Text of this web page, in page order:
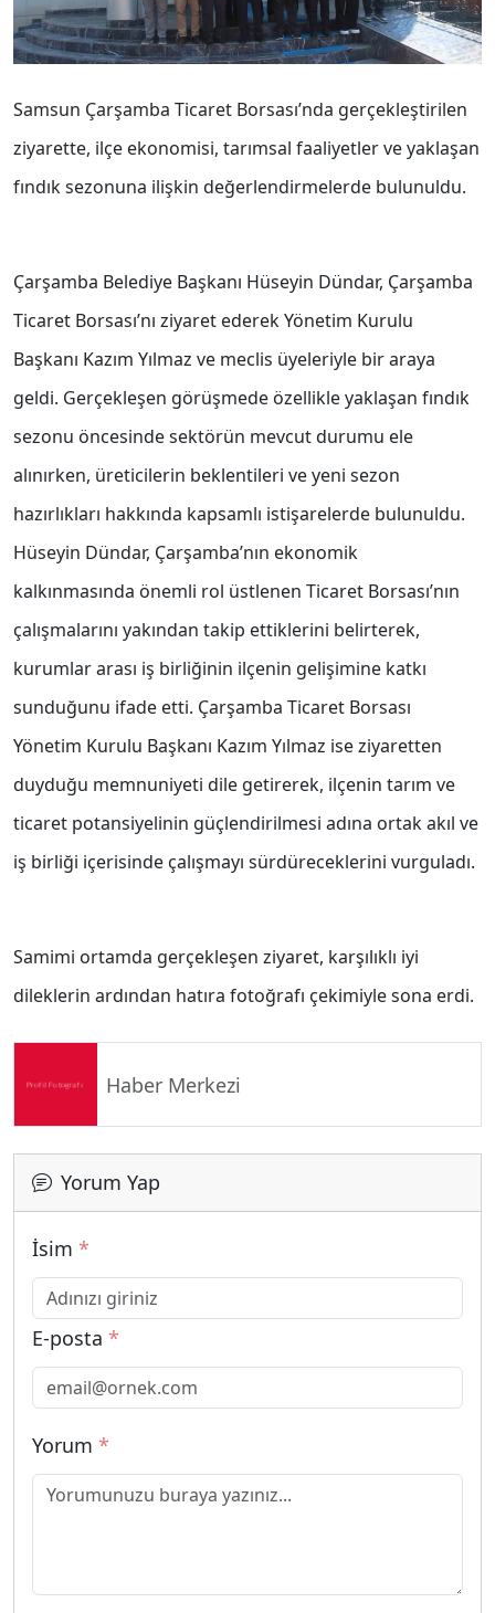
Samsun Çarşamba Ticaret Borsası’nda gerçekleştirilen
ziyarette, ilçe ekonomisi, tarımsal faaliyetler ve yaklaşan
fındık sezonuna ilişkin değerlendirmelerde bulunuldu.
Çarşamba Belediye Başkanı Hüseyin Dündar, Çarşamba
Ticaret Borsası’nı ziyaret ederek Yönetim Kurulu
Başkanı Kazım Yılmaz ve meclis üyeleriyle bir araya
geldi. Gerçekleşen görüşmede özellikle yaklaşan fındık
sezonu öncesinde sektörün mevcut durumu ele
alınırken, üreticilerin beklentileri ve yeni sezon
hazırlıkları hakkında kapsamlı istişarelerde bulunuldu.
Hüseyin Dündar, Çarşamba’nın ekonomik
kalkınmasında önemli rol üstlenen Ticaret Borsası’nın
çalışmalarını yakından takip ettiklerini belirterek,
kurumlar arası iş birliğinin ilçenin gelişimine katkı
sunduğunu ifade etti. Çarşamba Ticaret Borsası
Yönetim Kurulu Başkanı Kazım Yılmaz ise ziyaretten
duyduğu memnuniyeti dile getirerek, ilçenin tarım ve
ticaret potansiyelinin güçlendirilmesi adına ortak akıl ve
iş birliği içerisinde çalışmayı sürdüreceklerini vurguladı.
Samimi ortamda gerçekleşen ziyaret, karşılıklı iyi
dileklerin ardından hatıra fotoğrafı çekimiyle sona erdi.
Haber Merkezi
Yorum Yap
İsim *
E-posta *
Yorum *